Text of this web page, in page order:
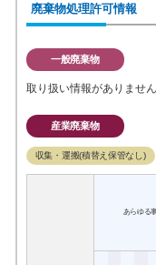
廃棄物処理許可情報
一般廃棄物
取り扱い情報がありません
産業廃棄物
収集・運搬(積替え保管なし)
あらゆる